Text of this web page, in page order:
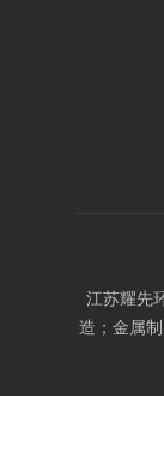
江苏耀先
造；金属